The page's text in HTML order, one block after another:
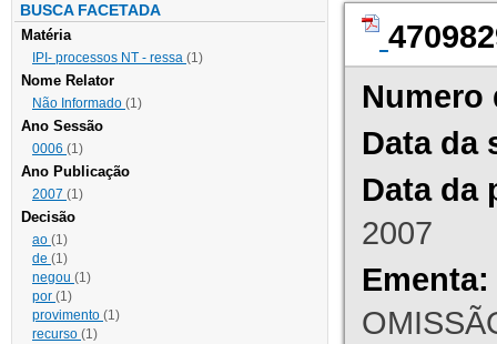
BUSCA FACETADA
Matéria
IPI- processos NT - ressa (1)
Nome Relator
Não Informado (1)
Ano Sessão
0006 (1)
Ano Publicação
2007 (1)
Decisão
ao (1)
de (1)
negou (1)
por (1)
provimento (1)
recurso (1)
Numero
Data da
Data da
2007
Ementa: